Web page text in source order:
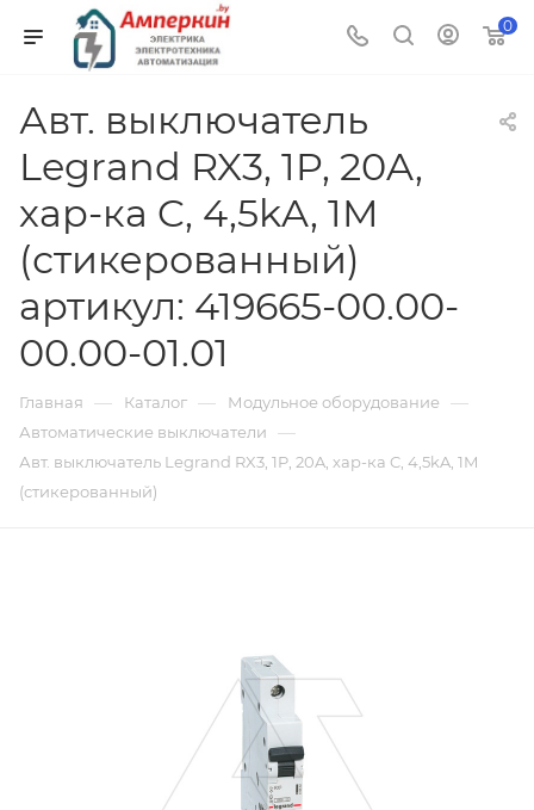
0
Авт. выключатель
Legrand RX3, 1P, 20A,
хар-ка C, 4,5kA, 1M
(стикерованный)
артикул: 419665-00.00-
00.00-01.01
Главная — Каталог — Модульное оборудование —
Автоматические выключатели —
Авт. выключатель Legrand RX3, 1P, 20A, хар-ка C, 4,5kA, 1M
(стикерованный)